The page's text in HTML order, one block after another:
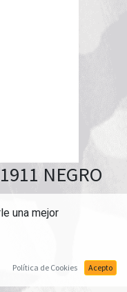
NEGRO
una mejor
Política de Cookies Acepto